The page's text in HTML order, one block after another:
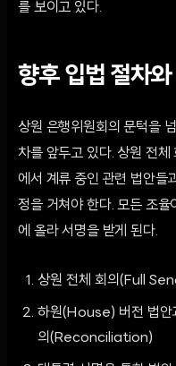
를 보이고 있다.
향후 입법 절차와
상원 은행위원회의 문턱을
차를 앞두고 있다. 상원 전체
에서 계류 중인 관련 법안들
정을 거쳐야 한다. 모든 조
에 올라 서명을 받게 된다.
상원 전체 회의(Full
하원(House) 버전 법안
의(Reconciliation)